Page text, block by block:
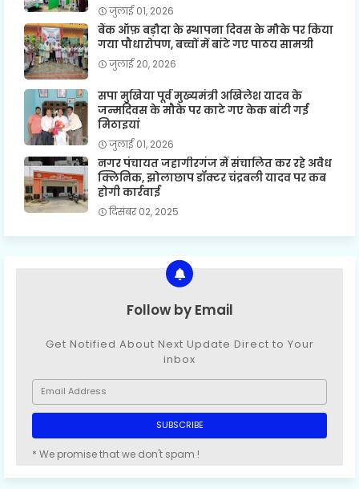
जुलाई 01, 2026
बैंक ऑफ़ बड़ौदा के स्थापना दिवस के मौके पर किया
गया पौधारोपण, बच्चों में बांटे गए पाठय सामग्री
जुलाई 20, 2026
सपा मुखिया पूर्व मुख्यमंत्री अखिलेश यादव के
जन्मदिवस के मौके पर काटे गए केक बांटी गई
मिठाइयां
जुलाई 01, 2026
नगर पंचायत जहागीरगंज में संचालित कर रहे अवैध
क्लिनिक, झोलाछाप डॉक्टर चंद्रबली यादव पर कब
होगी कार्रवाई
दिसंबर 02, 2025
Follow by Email
Get Notified About Next Update Direct to Your
inbox
* We promise that we don't spam !